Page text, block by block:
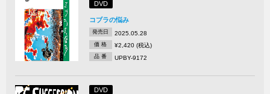
DVD
コブラの悩み
発売日 2025.05.28
価 格 ¥2,420 (税込)
品 番 UPBY-9172
DVD